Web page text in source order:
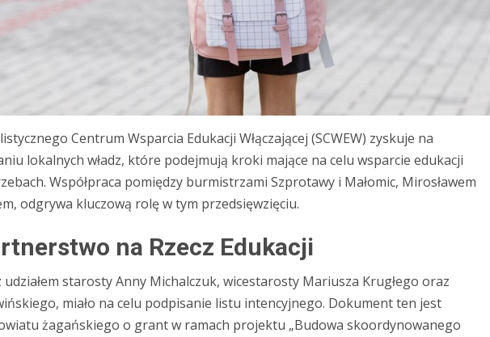
Centrum Wsparcia Edukacji Włączającej (SCWEW) zyskuje na
lokalnych władz, które podejmują kroki mające na celu wsparcie edukacji
Współpraca pomiędzy burmistrzami Szprotawy i Małomic, Mirosławem
odgrywa kluczową rolę w tym przedsięwzięciu.
na Rzecz Edukacji
starosty Anny Michalczuk, wicestarosty Mariusza Krugłego oraz
miało na celu podpisanie listu intencyjnego. Dokument ten jest
żagańskiego o grant w ramach projektu „Budowa skoordynowanego